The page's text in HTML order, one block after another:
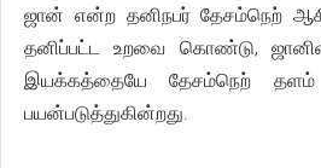
ஜான் என்ற தனிநபர் தேசம்நெற்
தனிப்பட்ட உறவை கொண்டு,
இயக்கத்தையே தேசம்நெற் தளம்
பயன்படுத்துகின்றது.